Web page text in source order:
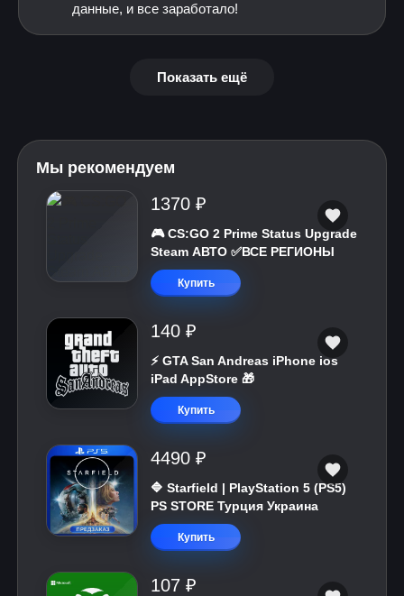
данные, и все заработало!
Показать ещё
Мы рекомендуем
1370 ₽
🎮 CS:GO 2 Prime Status Upgrade
Steam АВТО ✅ВСЕ РЕГИОНЫ
Купить
140 ₽
⚡️ GTA San Andreas iPhone ios
iPad AppStore 🎁
Купить
4490 ₽
🔷 Starfield | PlayStation 5 (PS5)
PS STORE Турция Украина
Купить
107 ₽